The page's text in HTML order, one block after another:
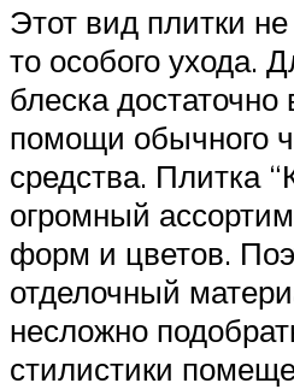
Этот вид плитки не
то особого ухода.
блеска
помощи обычного
средства. Плитка
огромный
форм и цветов.
отделочный
несложно
стилистики